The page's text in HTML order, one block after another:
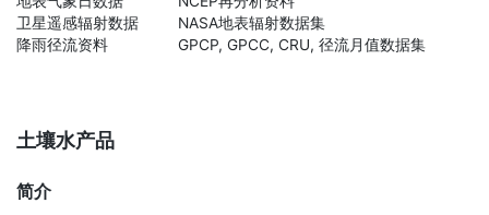
卫星遥感辐射数据
NASA地表辐射数据集
降雨径流资料
GPCP, GPCC, CRU, 径流月值数据集
土壤水产品
简介